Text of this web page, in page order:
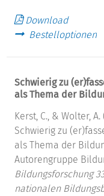
Download
Bestelloptionen
Schwierig zu
als Thema der
Kerst, C., & Wolter, A.
Schwierig zu
als Thema der
Autorengruppe
Bildungsforschung
nationalen